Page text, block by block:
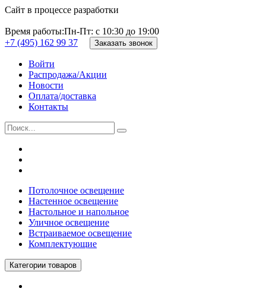
Сайт в процессе разработки
Время работы:Пн-Пт: с 10:30 до 19:00
+7 (495) 162 99 37
Заказать звонок
Войти
Распродажа/Акции
Новости
Оплата/доставка
Контакты
Потолочное освещение
Настенное освещение
Настольное и напольное
Уличное освещение
Встраиваемое освещение
Комплектующие
Категории товаров